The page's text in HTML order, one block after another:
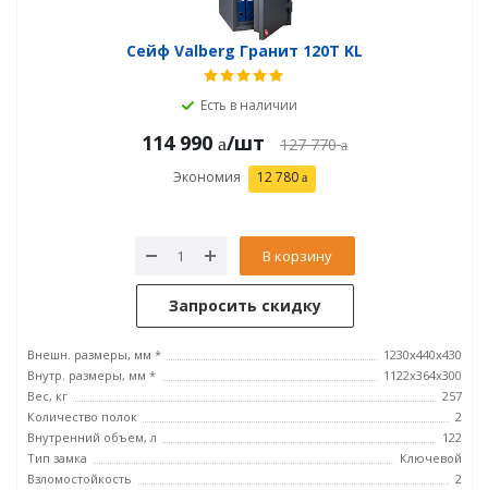
Сейф Valberg Гранит 120T KL
Есть в наличии
114 990 /шт 127 770
Экономия 12 780
В корзину
Запросить скидку
Внешн. размеры, мм *
1230x440x430
Внутр. размеры, мм *
1122x364x300
Вес, кг
257
Количество полок
2
Внутренний объем, л
122
Тип замка
Ключевой
Взломостойкость
2